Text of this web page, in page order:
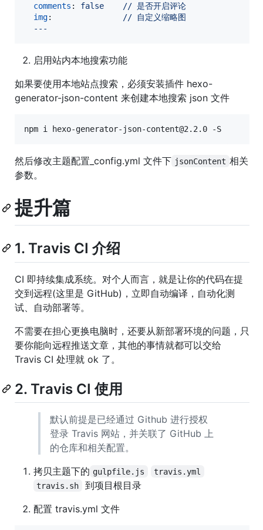
comments : false    // 是否开启评论
img:
// 自定义缩略图
---
启用站内本地搜索功能
如果要使用本地站点搜索，必须安装插件 hexo-
generator-json-content 来创建本地搜索 json 文件
npm i hexo-generator-json-content@2.2.0 -S
然后修改主题配置_config.yml 文件下 jsonContent 相关
参数。
提升篇
1. Travis CI 介绍
CI 即持续集成系统。对个人而言，就是让你的代码在提
交到远程(这里是 GitHub)，立即自动编译，自动化测
试、自动部署等。
不需要在担心更换电脑时，还要从新部署环境的问题，只
要你能向远程推送文章，其他的事情就都可以交给
Travis CI 处理就 ok 了。
2. Travis CI 使用
默认前提是已经通过 Github 进行授权
登录 Travis 网站，并关联了 GitHub 上
的仓库和相关配置。
拷贝主题下的 gulpfile.js
travis.yml
travis.sh
到项目根目录
配置 travis.yml 文件